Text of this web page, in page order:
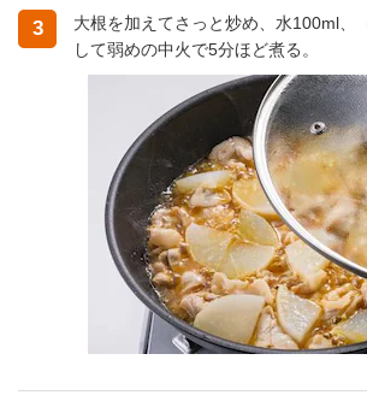
3
大根を加えてさっと炒め、水100ml、
して弱めの中火で5分ほど煮る。